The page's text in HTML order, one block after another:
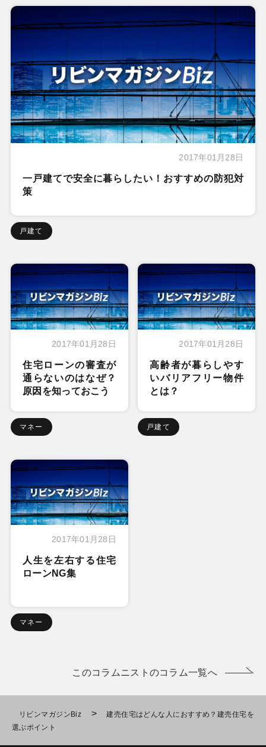
2017年01月28日
一戸建てで安全に暮らしたい！おすすめの防犯対
策
戸建て
2017年01月28日
住宅ローンの審査が
通らないのはなぜ？
原因を知っておこう
マネー
2017年01月28日
高齢者が暮らしやす
いバリアフリー物件
とは？
戸建て
2017年01月28日
人生を左右する住宅
ローンNG集
マネー
このコラムニストのコラム一覧へ
リビンマガジンBiz >
建売住宅はどんな人におすすめ？建売住宅を
選ぶポイント